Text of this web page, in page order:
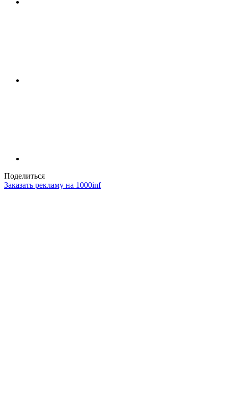
Поделиться
Заказать рекламу на 1000inf